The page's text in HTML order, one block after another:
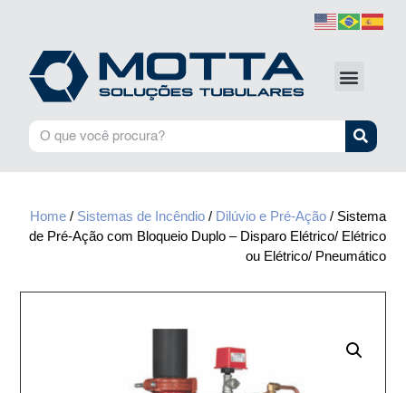
Home/ Sistemas de Incêndio/ Dilúvio e Pré-Ação/ Sistema
de Pré-Ação com Bloqueio Duplo – Disparo Elétrico/ Elétrico
ou Elétrico/ Pneumático